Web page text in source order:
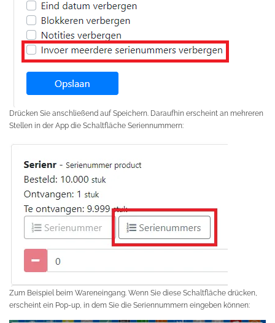
Drücken Sie anschließend auf Speichern. Daraufhin erscheint an mehreren
Stellen in der App die Schaltfläche Seriennummern:
Zum Beispiel beim Wareneingang. Wenn Sie diese Schaltfläche drücken,
erscheint ein Pop-up, in dem Sie die Seriennummern eingeben können: